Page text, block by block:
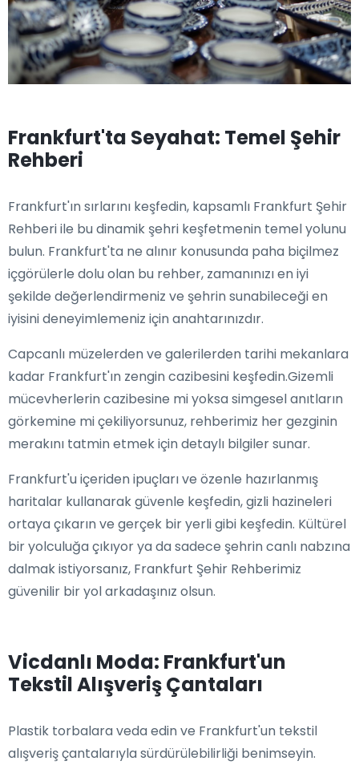
Frankfurt'ta Seyahat: Temel Şehir
Rehberi
Frankfurt'ın sırlarını keşfedin, kapsamlı Frankfurt Şehir
Rehberi ile bu dinamik şehri keşfetmenin temel yolunu
bulun. Frankfurt'ta ne alınır konusunda paha biçilmez
içgörülerle dolu olan bu rehber, zamanınızı en iyi
şekilde değerlendirmeniz ve şehrin sunabileceği en
iyisini deneyimlemeniz için anahtarınızdır.
Capcanlı müzelerden ve galerilerden tarihi mekanlara
kadar Frankfurt'ın zengin cazibesini keşfedin.Gizemli
mücevherlerin cazibesine mi yoksa simgesel anıtların
görkemine mi çekiliyorsunuz, rehberimiz her gezginin
merakını tatmin etmek için detaylı bilgiler sunar.
Frankfurt'u içeriden ipuçları ve özenle hazırlanmış
haritalar kullanarak güvenle keşfedin, gizli hazineleri
ortaya çıkarın ve gerçek bir yerli gibi keşfedin. Kültürel
bir yolculuğa çıkıyor ya da sadece şehrin canlı nabzına
dalmak istiyorsanız, Frankfurt Şehir Rehberimiz
güvenilir bir yol arkadaşınız olsun.
Vicdanlı Moda: Frankfurt'un
Tekstil Alışveriş Çantaları
Plastik torbalara veda edin ve Frankfurt'un tekstil
alışveriş çantalarıyla sürdürülebilirliği benimseyin.